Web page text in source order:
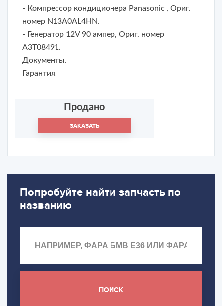
- Компрессор кондиционера Panasonic , Ориг.
номер N13A0AL4HN.
- Генератор 12V 90 ампер, Ориг. номер
A3T08491.
Документы.
Гарантия.
Продано
ЗАКАЗАТЬ
Попробуйте найти запчасть по
названию
ПОИСК